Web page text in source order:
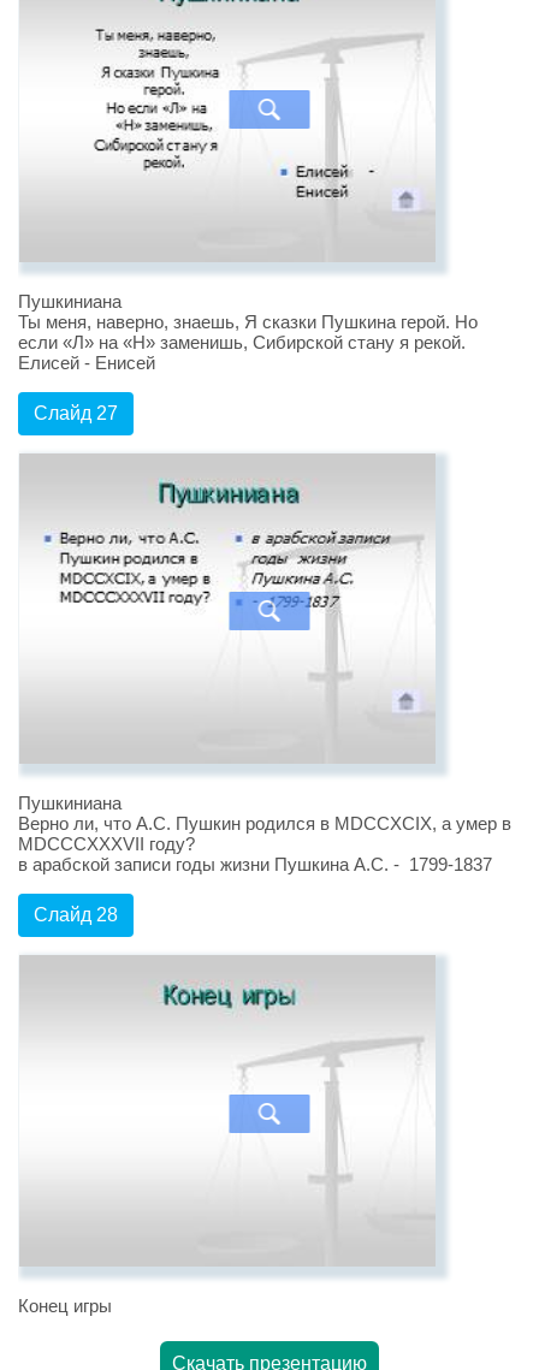
Пушкиниана
Ты меня, наверно, знаешь, Я сказки Пушкина герой. Но
если «Л» на «Н» заменишь, Сибирской стану я рекой.
Елисей - Енисей
Слайд 27
Пушкиниана
Верно ли, что А.С. Пушкин родился в MDCCXCIX, а умер в
MDCCCXXXVII году?
в арабской записи годы жизни Пушкина А.С. - 1799-1837
Слайд 28
Конец игры
Скачать презентацию